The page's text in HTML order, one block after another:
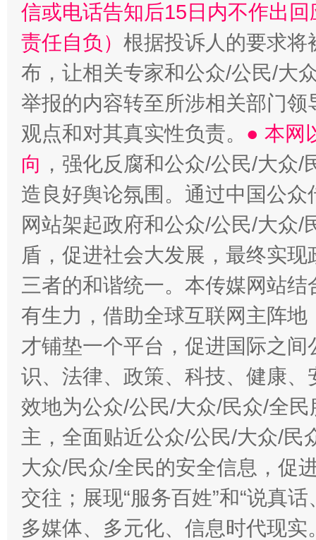
信或电话告知后15日内不作出
责任自负） 根据投诉人的要求将
布，让相关专家和公众/公民/大
举报的内容转至所涉相关部门
观点和对其真实性负责。 ● 本网
向 ，强化反腐和公众/公民/大众
造良好舆论氛围。通过中国公
网站架起政府和公众/公民/大众
盾，促进社会大发展，最终实
三者的和谐统一。本传媒网站
有生力，借助全球互联网主阵
才铺垫一个平台，促进国际之
识、法律、政策、科技、健康
效地为公众/公民/大众/民众/全
主，全面贴近公众/公民/大众/民
大众/民众/全民的安全信息，促
交往；展现“服务百姓”和“说真
多媒体、多元化、信息时代现实